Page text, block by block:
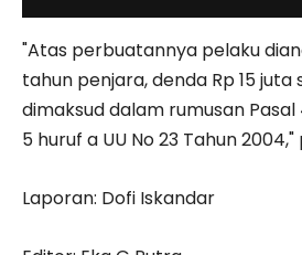
"Atas perbuatannya pelaku
tahun penjara, denda Rp 15
dimaksud dalam rumusan
5 huruf a UU No 23 Tahun
Laporan: Dofi Iskandar